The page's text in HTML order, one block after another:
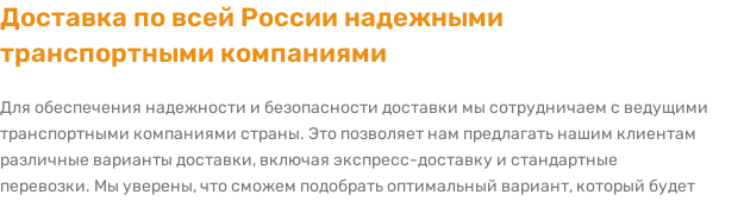
Доставка по всей России надежными
транспортными компаниями
Для обеспечения надежности и безопасности доставки мы сотрудничаем с ведущими
транспортными компаниями страны. Это позволяет нам предлагать нашим клиентам
различные варианты доставки, включая экспресс-доставку и стандартные
перевозки. Мы уверены, что сможем подобрать оптимальный вариант, который будет